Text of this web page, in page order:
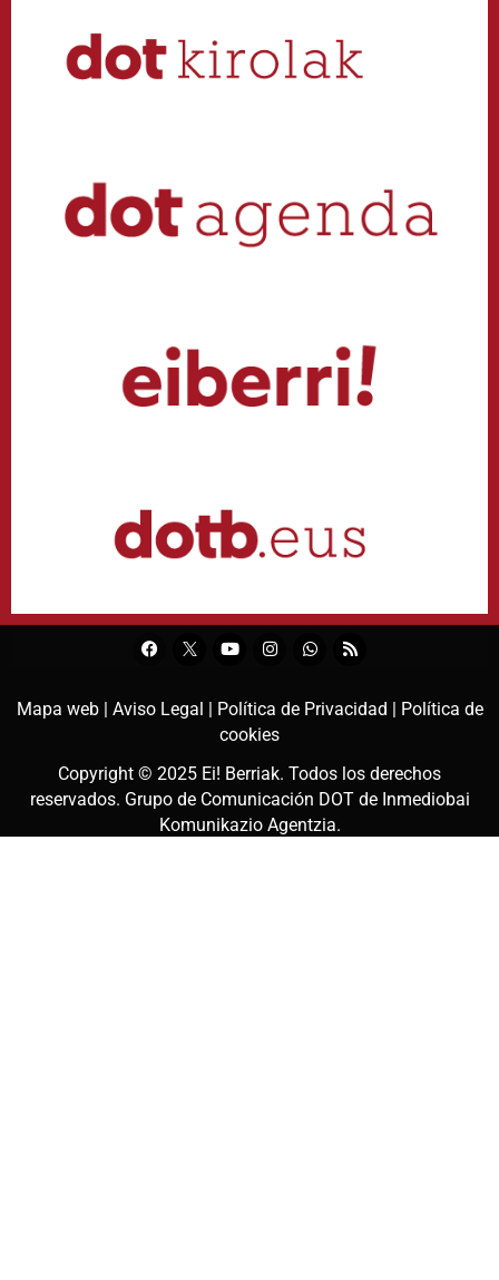
Mapa web | Aviso Legal | Política de Privacidad | Política de
cookies
Copyright © 2025 Ei! Berriak. Todos los derechos
reservados. Grupo de Comunicación DOT de Inmediobai
Komunikazio Agentzia.